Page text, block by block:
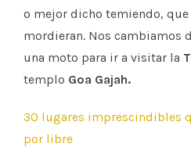
o mejor dicho temiendo,
mordieran. Nos cambiamos
una moto para ir a visitar la
templo Goa Gajah.
30 lugares imprescindibles
por libre